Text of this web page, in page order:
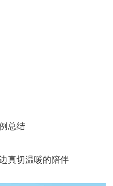
总结
切温暖的陪伴